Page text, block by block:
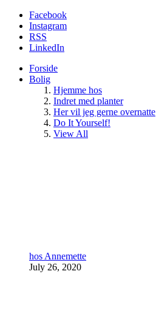
Facebook
Instagram
RSS
LinkedIn
Forside
Bolig
Hjemme hos
Indret med planter
Her vil jeg gerne overnatte
Do It Yourself!
View All
hos Annemette
July 26, 2020